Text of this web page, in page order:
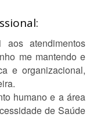
atendimentos
me mantendo e
e organizacional,
humano e a área
de Saúde